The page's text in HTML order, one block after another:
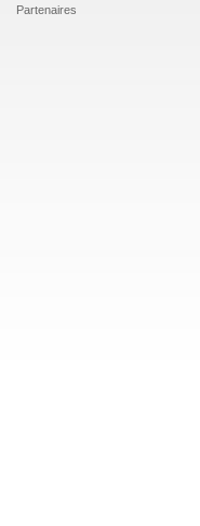
Partenaires